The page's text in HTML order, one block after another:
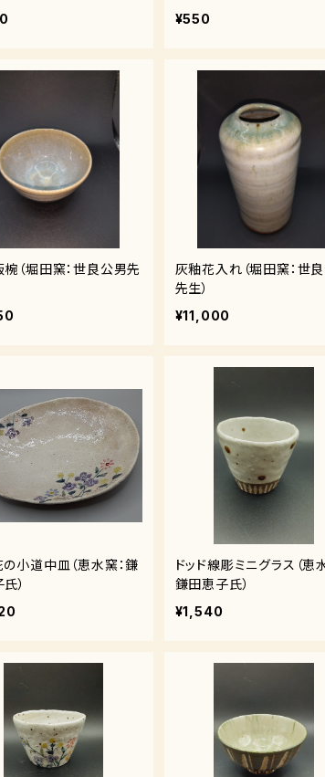
¥550
（堀田窯：世良公男先
灰釉花入れ（堀田窯：世
先生）
¥11,000
小道中皿（恵水窯：鎌
）
ドッド線彫ミニグラス（恵
鎌田恵子氏）
¥1,540